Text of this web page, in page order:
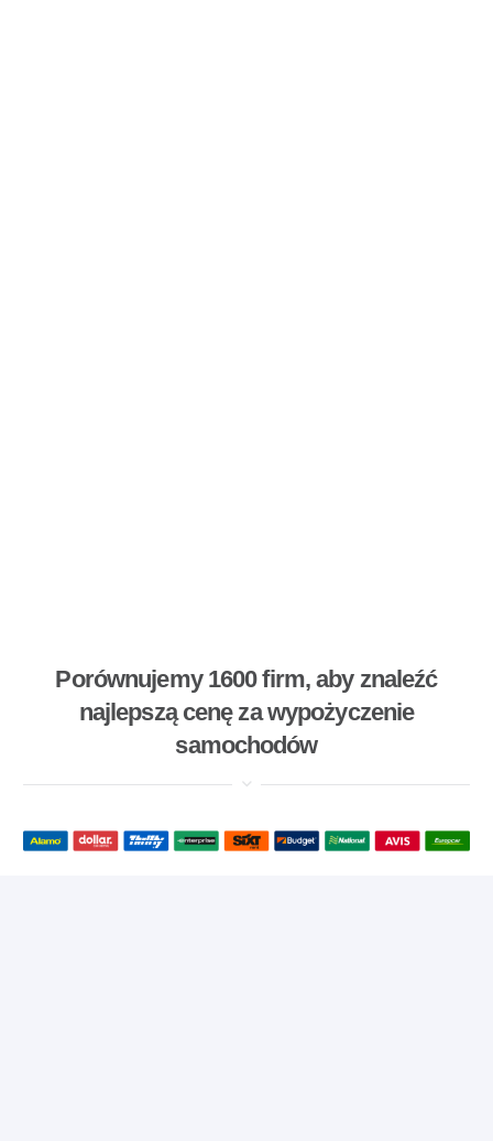
Porównujemy 1600 firm, aby znaleźć
najlepszą cenę za wypożyczenie
samochodów